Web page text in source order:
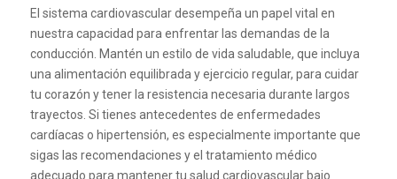
El sistema cardiovascular desempeña un papel vital en
nuestra capacidad para enfrentar las demandas de la
conducción. Mantén un estilo de vida saludable, que incluya
una alimentación equilibrada y ejercicio regular, para cuidar
tu corazón y tener la resistencia necesaria durante largos
trayectos. Si tienes antecedentes de enfermedades
cardíacas o hipertensión, es especialmente importante que
sigas las recomendaciones y el tratamiento médico
adecuado para mantener tu salud cardiovascular bajo